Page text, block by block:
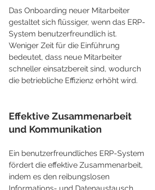
Das Onboarding neuer Mitarbeiter
gestaltet sich flüssiger, wenn das ERP-
System benutzerfreundlich ist.
Weniger Zeit für die Einführung
bedeutet, dass neue Mitarbeiter
schneller einsatzbereit sind, wodurch
die betriebliche Effizienz erhöht wird.
Effektive Zusammenarbeit
und Kommunikation
Ein benutzerfreundliches ERP-System
fördert die effektive Zusammenarbeit,
indem es den reibungslosen